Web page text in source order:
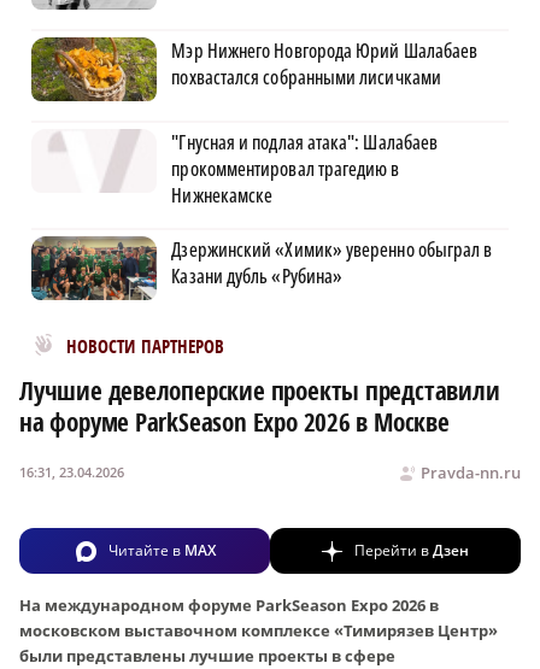
Мэр Нижнего Новгорода Юрий Шалабаев
похвастался собранными лисичками
"Гнусная и подлая атака": Шалабаев
прокомментировал трагедию в
Нижнекамске
Дзержинский «Химик» уверенно обыграл в
Казани дубль «Рубина»
НОВОСТИ ПАРТНЕРОВ
Новости МирТесен
Лучшие девелоперские проекты представили
на форуме ParkSeason Expo 2026 в Москве
Pravda-nn.ru
16:31, 23.04.2026
Читайте в MAX Перейти вДзен
На международном форуме ParkSeason Expo 2026 в
московском выставочном комплексе «Тимирязев Центр»
были представлены лучшие проекты в сфере